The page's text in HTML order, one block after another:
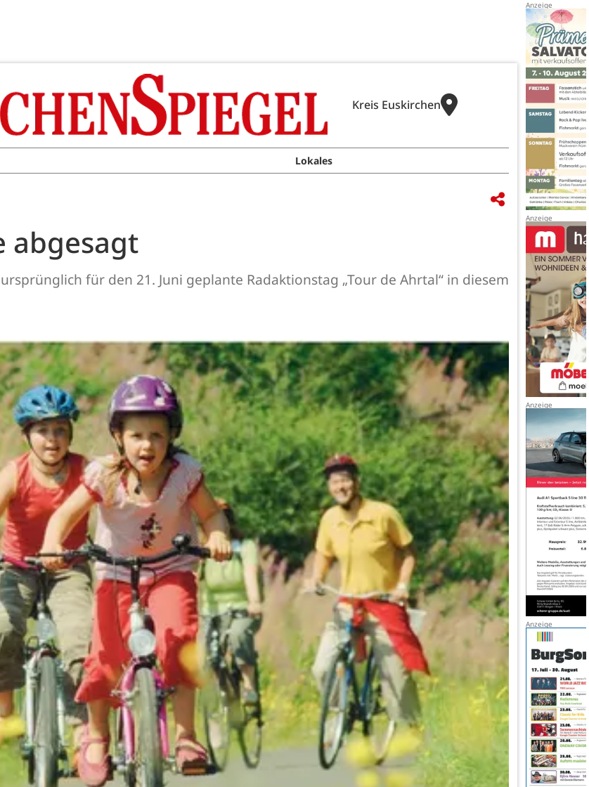
Kreis Euskirchen
Lokales
abgesagt
für den 21. Juni geplante Radaktionstag „Tour de Ahrtal“ in diesem